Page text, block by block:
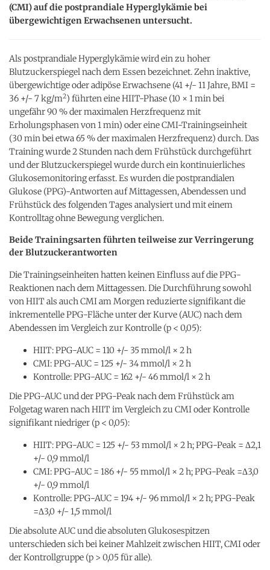
(CMI) auf die postprandiale Hyperglykämie bei
übergewichtigen Erwachsenen untersucht.
Als postprandiale Hyperglykämie wird ein zu hoher
Blutzuckerspiegel nach dem Essen bezeichnet. Zehn inaktive,
übergewichtige oder adipöse Erwachsene (41 +/- 11 Jahre, BMI =
36 +/- 7 kg/m2) führten eine HIIT-Phase (10 × 1 min bei
ungefähr 90 % der maximalen Herzfrequenz mit
Erholungsphasen von 1 min) oder eine CMI-Trainingseinheit
(30 min bei etwa 65 % der maximalen Herzfrequenz) durch. Das
Training wurde 2 Stunden nach dem Frühstück durchgeführt
und der Blutzuckerspiegel wurde durch ein kontinuierliches
Glukosemonitoring erfasst. Es wurden die postprandialen
Glukose (PPG)-Antworten auf Mittagessen, Abendessen und
Frühstück des folgenden Tages analysiert und mit einem
Kontrolltag ohne Bewegung verglichen.
Beide Trainingsarten führten teilweise zur Verringerung
der Blutzuckerantworten
Die Trainingseinheiten hatten keinen Einfluss auf die PPG-
Reaktionen nach dem Mittagessen. Die Durchführung sowohl
von HIIT als auch CMI am Morgen reduzierte signifikant die
inkrementelle PPG-Fläche unter der Kurve (AUC) nach dem
Abendessen im Vergleich zur Kontrolle (p < 0,05):
HIIT: PPG-AUC = 110 +/- 35 mmol/l × 2 h
CMI: PPG-AUC = 125 +/- 34 mmol/l × 2 h
Kontrolle: PPG-AUC = 162 +/- 46 mmol/l × 2 h
Die PPG-AUC und der PPG-Peak nach dem Frühstück am
Folgetag waren nach HIIT im Vergleich zu CMI oder Kontrolle
signifikant niedriger (p < 0,05):
HIIT: PPG-AUC = 125 +/- 53 mmol/l × 2 h; PPG-Peak = Δ2,1
+/- 0,9 mmol/l
CMI: PPG-AUC = 186 +/- 55 mmol/l × 2 h; PPG-Peak =Δ3,0
+/- 0,9 mmol/l
Kontrolle: PPG-AUC = 194 +/- 96 mmol/l × 2 h; PPG-Peak
=Δ3,0 +/- 1,5 mmol/l
Die absolute AUC und die absoluten Glukosespitzen
unterschieden sich bei keiner Mahlzeit zwischen HIIT, CMI oder
der Kontrollgruppe (p > 0,05 für alle).